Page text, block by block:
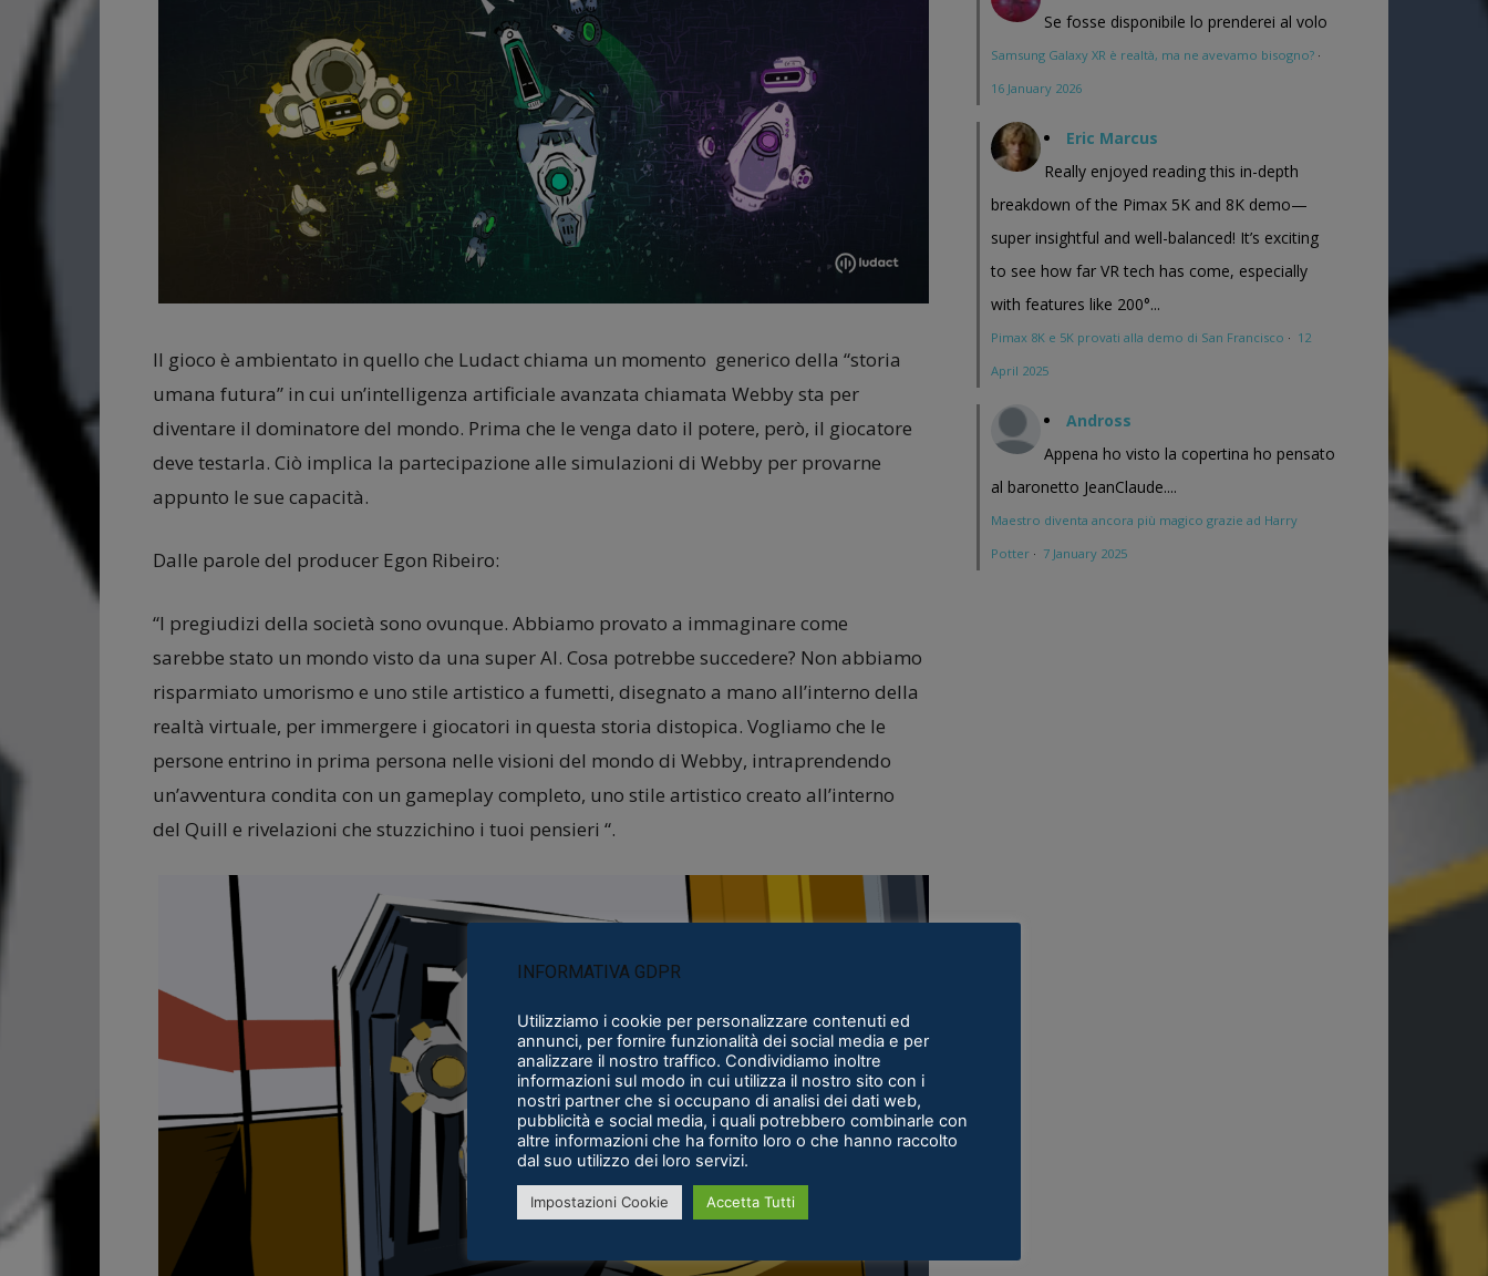
Il gioco è ambientato in quello che Ludact chiama un momento generico della “storia
umana futura” in cui un’intelligenza artificiale avanzata chiamata Webby sta per
diventare il dominatore del mondo. Prima che le venga dato il potere, però, il giocatore
deve testarla. Ciò implica la partecipazione alle simulazioni di Webby per provarne
appunto le sue capacità.
Dalle parole del producer Egon Ribeiro:
“I pregiudizi della società sono ovunque. Abbiamo provato a immaginare come
sarebbe stato un mondo visto da una super AI. Cosa potrebbe succedere? Non abbiamo
risparmiato umorismo e uno stile artistico a fumetti, disegnato a mano all’interno della
realtà virtuale, per immergere i giocatori in questa storia distopica. Vogliamo che le
persone entrino in prima persona nelle visioni del mondo di Webby, intraprendendo
un’avventura condita con un gameplay completo, uno stile artistico creato all’interno
del Quill e rivelazioni che stuzzichino i tuoi pensieri “.
Se fosse disponibile lo prenderei al volo
Samsung Galaxy XR è realtà, ma ne avevamo bisogno? ·
16 January 2026
Eric Marcus
Really enjoyed reading this in-depth
breakdown of the Pimax 5K and 8K demo—
super insightful and well-balanced! It’s exciting
to see how far VR tech has come, especially
with features like 200°...
Pimax 8K e 5K provati alla demo di San Francisco · 12
April 2025
Andross
Appena ho visto la copertina ho pensato
al baronetto JeanClaude....
Maestro diventa ancora più magico grazie ad Harry
Potter · 7 January 2025
INFORMATIVA GDPR
Utilizziamo i cookie per personalizzare contenuti ed
annunci, per fornire funzionalità dei social media e per
analizzare il nostro traffico. Condividiamo inoltre
informazioni sul modo in cui utilizza il nostro sito con i
nostri partner che si occupano di analisi dei dati web,
pubblicità e social media, i quali potrebbero combinarle con
altre informazioni che ha fornito loro o che hanno raccolto
dal suo utilizzo dei loro servizi.
Impostazioni Cookie Accetta Tutti